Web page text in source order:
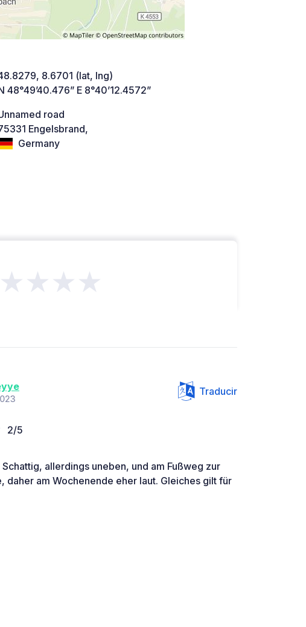
8.6701 (lat, lng)
48°49’40.476” E 8°40’12.4572”
road
Engelsbrand,
Germany
Traducir
2/5
Schattig, allerdings uneben, und am Fußweg zur
daher am Wochenende eher laut. Gleiches gilt für